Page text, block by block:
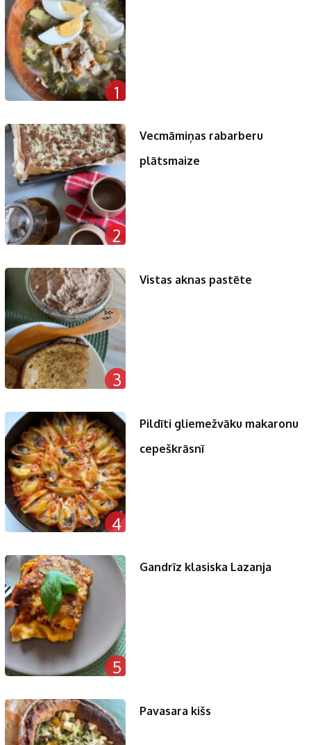
1
2
Vecmāmiņas rabarberu
plātsmaize
3
Vistas aknas pastēte
4
Pildīti gliemežvāku makaronu
cepeškrāsnī
5
Gandrīz klasiska Lazanja
Pavasara kišs